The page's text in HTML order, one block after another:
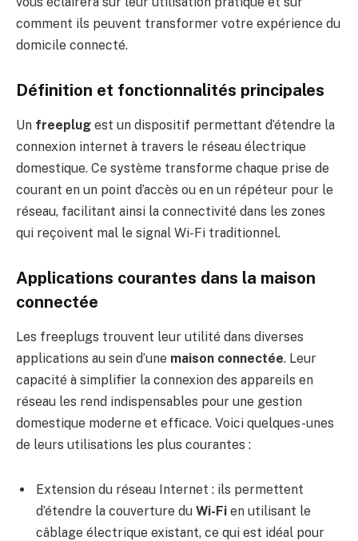
comment ils peuvent transformer votre expérience du
domicile connecté.
Définition et fonctionnalités principales
Un freeplug est un dispositif permettant d’étendre la
connexion internet à travers le réseau électrique
domestique. Ce système transforme chaque prise de
courant en un point d’accès ou en un répéteur pour le
réseau, facilitant ainsi la connectivité dans les zones
qui reçoivent mal le signal Wi-Fi traditionnel.
Applications courantes dans la maison
connectée
Les freeplugs trouvent leur utilité dans diverses
applications au sein d’une maison connectée. Leur
capacité à simplifier la connexion des appareils en
réseau les rend indispensables pour une gestion
domestique moderne et efficace. Voici quelques-unes
de leurs utilisations les plus courantes :
Extension du réseau Internet : ils permettent
d’étendre la couverture du Wi-Fi en utilisant le
câblage électrique existant, ce qui est idéal pour